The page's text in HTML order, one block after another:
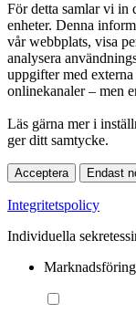
För detta samlar vi in
enheter. Denna
vår webbplats, visa
analysera
uppgifter med
onlinekanaler – men
Läs gärna mer i
ger ditt samtycke.
Acceptera Endast
Integritetspolicy
Individuella